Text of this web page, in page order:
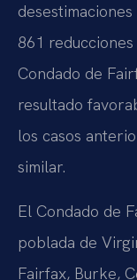
861
Condado de
resultado
los casos
similar.
El Condado de
poblada de
Fairfax, Burke,